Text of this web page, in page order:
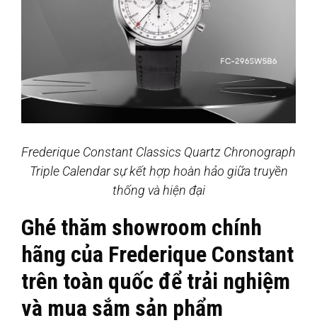
Frederique Constant Classics Quartz Chronograph
Triple Calendar sự kết hợp hoàn hảo giữa truyền
thống và hiện đại
Ghé thăm showroom chính
hãng của Frederique Constant
trên toàn quốc để trải nghiệm
và mua sắm sản phẩm